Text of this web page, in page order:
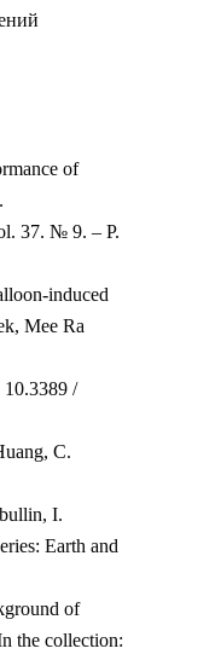
of
37. № 9. – P.
induced
Mee Ra
/
C.
I.
Earth and
of
the collection: